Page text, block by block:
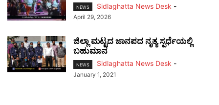
NEWS Sidlaghatta News Desk -
April 29, 2026
ಜಿಲ್ಲಾ ಮಟ್ಟದ ಜಾನಪದ ನೃತ್ಯ ಸ್ಪರ್ಧೆಯಲ್ಲಿ
ಬಹುಮಾನ
NEWS Sidlaghatta News Desk -
January 1, 2021